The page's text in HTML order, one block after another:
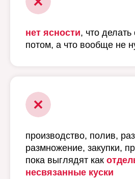
нет ясности, что делать
потом, а что вообще не
производство, полив,
размножение, закупки,
пока выглядят как
несвязанные куски